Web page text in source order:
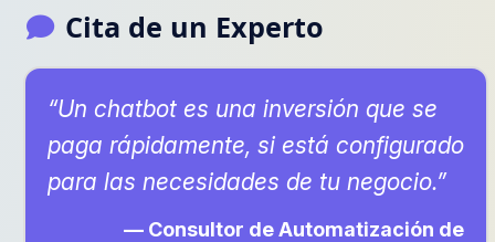
Cita de un Experto
“Un chatbot es una inversión que se
paga rápidamente, si está configurado
para las necesidades de tu negocio.”
— Consultor de Automatización de